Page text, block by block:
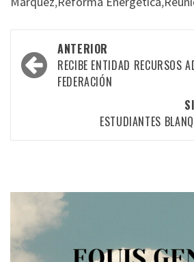
Navegación
por
ANTERIOR
RECIBE ENTIDAD RECURSOS
FEDERACIÓN
ESTUDIANTES